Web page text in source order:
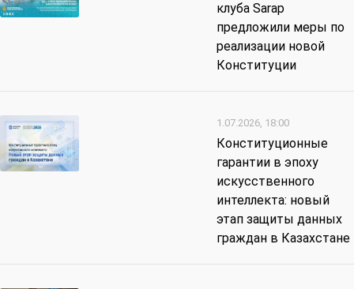
клуба Sarap
предложили меры по
реализации новой
Конституции
1.07.2026, 18:00
Конституционные
гарантии в эпоху
искусственного
интеллекта: новый
этап защиты данных
граждан в Казахстане